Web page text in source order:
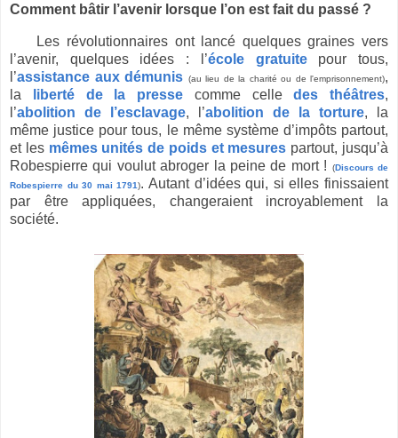
Comment bâtir l’avenir lorsque l’on est fait du passé ?
Les révolutionnaires ont lancé quelques graines vers
l’avenir, quelques idées : l’école gratuitepour tous,
l’assistance aux démunis (au lieu de la charité ou de l'emprisonnement),
la
liberté de la presse comme celledes théâtres,
l’abolition de l’esclavage, l’abolition de la torture, la
même justice pour tous, le même système d’impôts partout,
et les mêmes unités de poids et mesures partout, jusqu’à
Robespierre qui voulut abroger la peine de mort !
(Discours de
Robespierre du 30 mai 1791). Autant d’idées qui, si elles finissaient
par être appliquées, changeraient incroyablement la
société.